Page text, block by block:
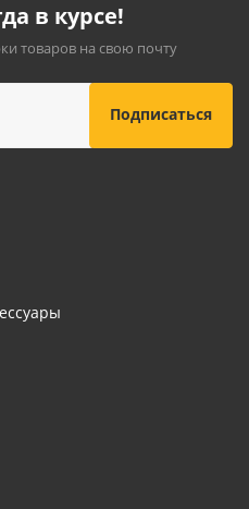
в курсе!
товаров на свою почту